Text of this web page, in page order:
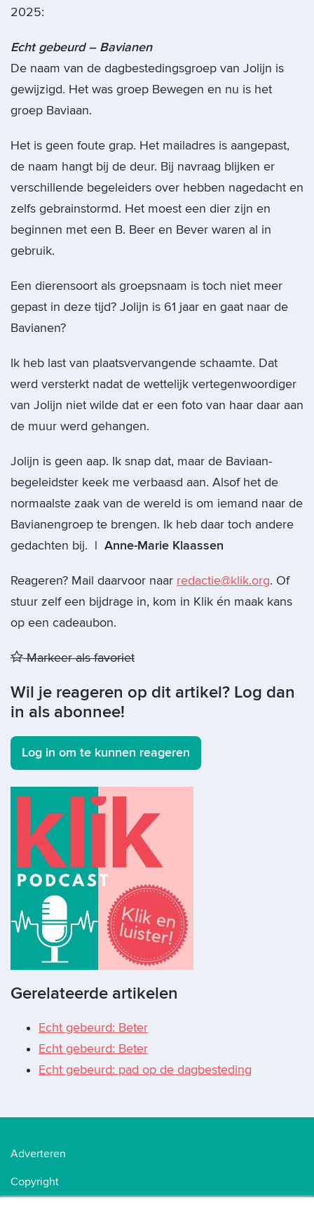
2025:
Echt gebeurd – Bavianen
De naam van de dagbestedingsgroep van Jolijn is
gewijzigd. Het was groep Bewegen en nu is het
groep Baviaan.
Het is geen foute grap. Het mailadres is aangepast,
de naam hangt bij de deur. Bij navraag blijken er
verschillende begeleiders over hebben nagedacht en
zelfs gebrainstormd. Het moest een dier zijn en
beginnen met een B. Beer en Bever waren al in
gebruik.
Een dierensoort als groepsnaam is toch niet meer
gepast in deze tijd? Jolijn is 61 jaar en gaat naar de
Bavianen?
Ik heb last van plaatsvervangende schaamte. Dat
werd versterkt nadat de wettelijk vertegenwoordiger
van Jolijn niet wilde dat er een foto van haar daar aan
de muur werd gehangen.
Jolijn is geen aap. Ik snap dat, maar de Baviaan-
begeleidster keek me verbaasd aan. Alsof het de
normaalste zaak van de wereld is om iemand naar de
Bavianengroep te brengen. Ik heb daar toch andere
gedachten bij. | Anne-Marie Klaassen
Reageren? Mail daarvoor naar redactie@klik.org. Of
stuur zelf een bijdrage in, kom in Klik én maak kans
op een cadeaubon.
Markeer als favoriet
Wil je reageren op dit artikel? Log dan
in als abonnee!
Log in om te kunnen reageren
Gerelateerde artikelen
Echt gebeurd: Beter
Echt gebeurd: Beter
Echt gebeurd: pad op de dagbesteding
Adverteren
Copyright